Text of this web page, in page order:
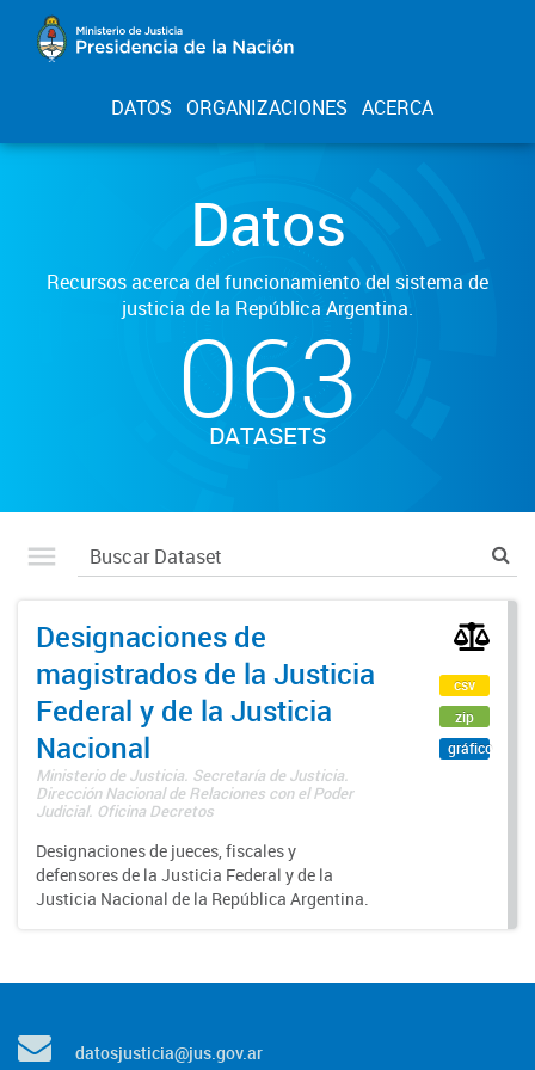
DATOS ORGANIZACIONES ACERCA
Datos
Recursos acerca del funcionamiento del sistema de
justicia de la República Argentina.
063
DATASETS
Designaciones de
magistrados de la Justicia
Federal y de la Justicia
Nacional
Ministerio de Justicia. Secretaría de Justicia.
Dirección Nacional de Relaciones con el Poder
Judicial. Oficina Decretos
Designaciones de jueces, fiscales y
defensores de la Justicia Federal y de la
Justicia Nacional de la República Argentina.
csv
zip
gráfico
datosjusticia@jus.gov.ar